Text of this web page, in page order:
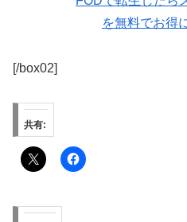
を無料でお得
[/box02]
共有: